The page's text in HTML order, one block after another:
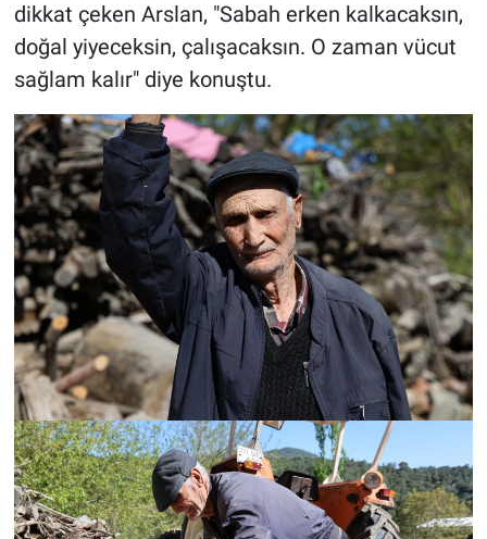
dikkat çeken Arslan, "Sabah erken kalkacaksın,
doğal yiyeceksin, çalışacaksın. O zaman vücut
sağlam kalır" diye konuştu.